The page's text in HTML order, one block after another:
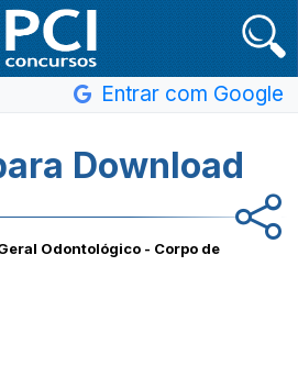
Entrar com Google
Download
Odontológico - Corpo de